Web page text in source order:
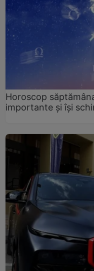
Horoscop
importante și își